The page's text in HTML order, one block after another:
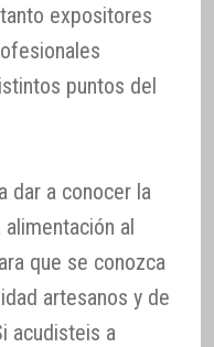
expositores
puntos del
dar a conocer la
al
que se conozca
artesanos y de
acudisteis a